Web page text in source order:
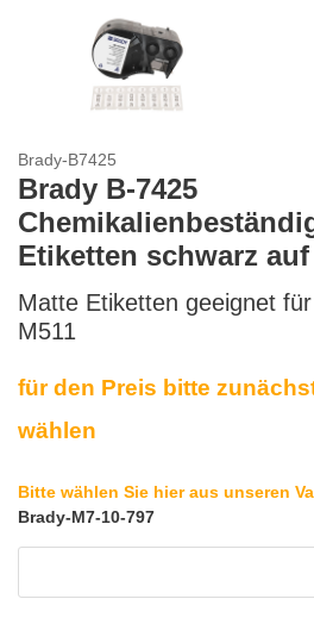
Brady-B7425
Brady B-7425
Etiketten schwarz
Matte Etiketten geeignet
M511
für den Preis bitte
wählen
Bitte wählen Sie hier aus unseren
Brady-M7-10-797